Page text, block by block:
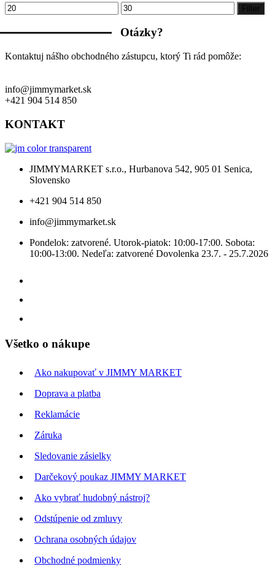
Minimálna
cena
Maximálna
cena
Filter
Otázky?
Kontaktuj nášho obchodného zástupcu, ktorý Ti rád pomôže:
info@jimmymarket.sk
+421 904 514 850
KONTAKT
JIMMYMARKET s.r.o., Hurbanova 542, 905 01 Senica,
Slovensko
+421 904 514 850
info@jimmymarket.sk
Pondelok: zatvorené. Utorok-piatok: 10:00-17:00. Sobota:
10:00-13:00. Nedeľa: zatvorené Dovolenka 23.7. - 25.7.2026
Všetko o nákupe
Ako nakupovať v JIMMY MARKET
Doprava a platba
Reklamácie
Záruka
Sledovanie zásielky
Darčekový poukaz JIMMY MARKET
Ako vybrať hudobný nástroj?
Odstúpenie od zmluvy
Ochrana osobných údajov
Obchodné podmienky